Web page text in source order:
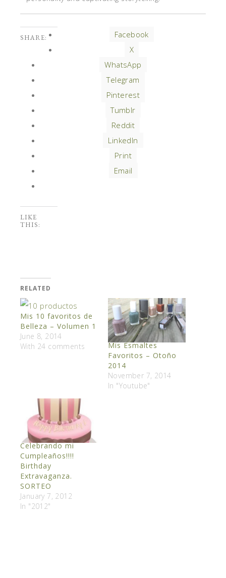
SHARE:
Facebook
X
WhatsApp
Telegram
Pinterest
Tumblr
Reddit
LinkedIn
Print
Email
LIKE
THIS:
RELATED
Mis 10 favoritos de
Belleza – Volumen 1
June 8, 2014
With 24 comments
Mis Esmaltes
Favoritos – Otoño
2014
November 7, 2014
In "Youtube"
Celebrando mi
Cumpleaños!!!!
Birthday
Extravaganza.
SORTEO
January 7, 2012
In "2012"